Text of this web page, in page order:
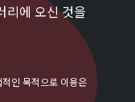
리에 오신 것을
인 목적으로 이용은